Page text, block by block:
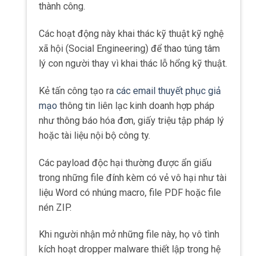
thành công.
Các hoạt động này khai thác kỹ thuật kỹ nghệ
xã hội (Social Engineering) để thao túng tâm
lý con người thay vì khai thác lỗ hổng kỹ thuật.
Kẻ tấn công tạo ra các email thuyết phục giả
mạo thông tin liên lạc kinh doanh hợp pháp
như thông báo hóa đơn, giấy triệu tập pháp lý
hoặc tài liệu nội bộ công ty.
Các payload độc hại thường được ẩn giấu
trong những file đính kèm có vẻ vô hại như tài
liệu Word có nhúng macro, file PDF hoặc file
nén ZIP.
Khi người nhận mở những file này, họ vô tình
kích hoạt dropper malware thiết lập trong hệ